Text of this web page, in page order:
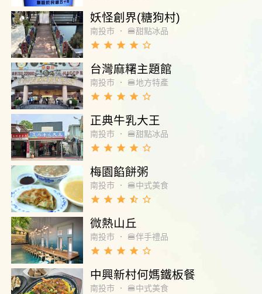
妖怪創界(糖狗村)
南投市 ． 🍔甜點冰品
grade grade grade grade star_border
台灣麻糬主題館
南投市 ． 🍔地方特產
grade grade grade grade star_border
正典牛乳大王
南投市 ． 🍔甜點冰品
grade grade grade grade star_border
梅園餡餅粥
南投市 ． 🍔中式美食
grade grade grade star_half star_border
微熱山丘
南投市 ． 🍔伴手禮品
grade grade grade grade star_border
中興新村何媽鐵板餐
南投市 ． 🍔中式美食